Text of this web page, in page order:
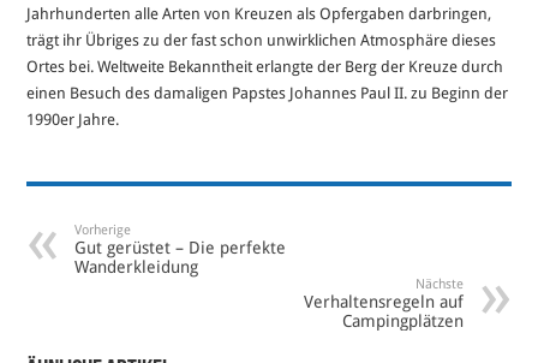
Jahrhunderten alle Arten von Kreuzen als Opfergaben darbringen,
trägt ihr Übriges zu der fast schon unwirklichen Atmosphäre dieses
Ortes bei. Weltweite Bekanntheit erlangte der Berg der Kreuze durch
einen Besuch des damaligen Papstes Johannes Paul II. zu Beginn der
1990er Jahre.
Vorherige
Gut gerüstet – Die perfekte
Wanderkleidung
Nächste
Verhaltensregeln auf
Campingplätzen